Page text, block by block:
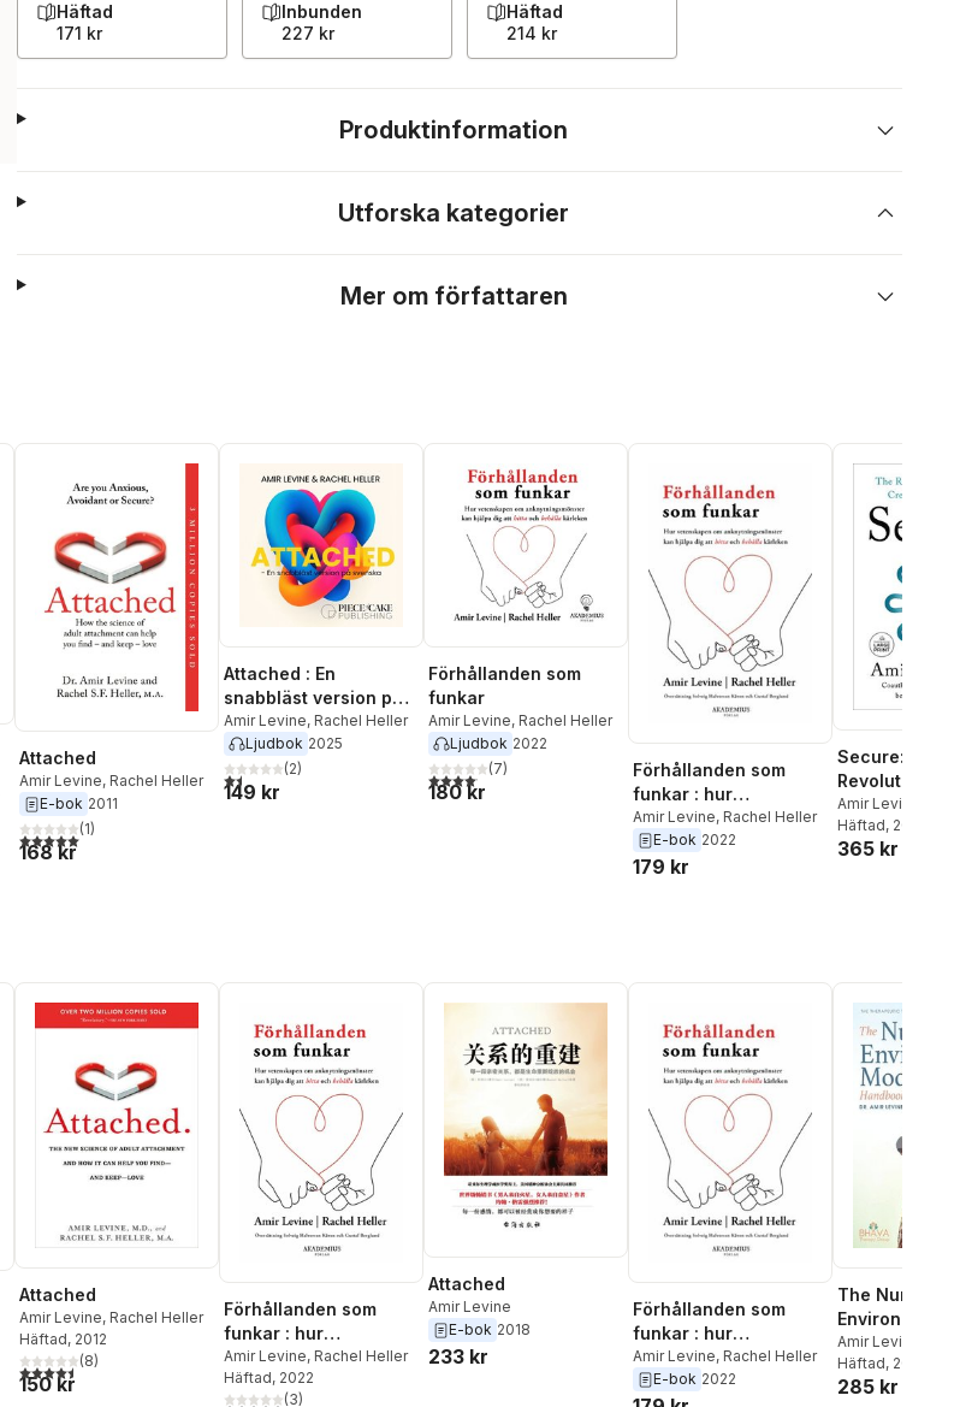
Häftad
171 kr
Inbunden
227 kr
Häftad
214 kr
Produktinformation
Utforska kategorier
Mer om författaren
Attached
Amir Levine, Rachel Heller
E-bok 2011
5,0utav 5 stjärnor. Totalt antal röster:
(1)
168 kr
Attached : En
snabbläst version på
svenska
Amir Levine, Rachel Heller
Ljudbok 2025
1,5utav 5 stjärnor. Totalt antal röster:
(2)
149 kr
Förhållanden som
funkar
Amir Levine, Rachel Heller
Ljudbok 2022
4,1utav 5 stjärnor. Totalt antal röster:
(7)
180 kr
Förhållanden som
funkar : hur
vetenskapen om
anknytningsmönster
kan hjälpa dig att hitta
Amir Levine, Rachel Heller
E-bok 2022
179 kr
Secure: The
Revolutionary
Creating a
Amir Levine
Häftad, 2026
365 kr
Attached
Amir Levine, Rachel Heller
Häftad, 2012
4,5utav 5 stjärnor. Totalt antal röster:
(8)
150 kr
Förhållanden som
funkar : hur
vetenskapen om
anknytningsmönster
Amir Levine, Rachel Heller
Häftad, 2022
(3)
Attached
Amir Levine
E-bok 2018
233 kr
Förhållanden som
funkar : hur
vetenskapen om
anknytningsmönster
Amir Levine, Rachel Heller
E-bok 2022
The Nurturing
Environment
Handbook:
Therapeutic
Treatment
Amir Levine
Häftad, 2020
285 kr